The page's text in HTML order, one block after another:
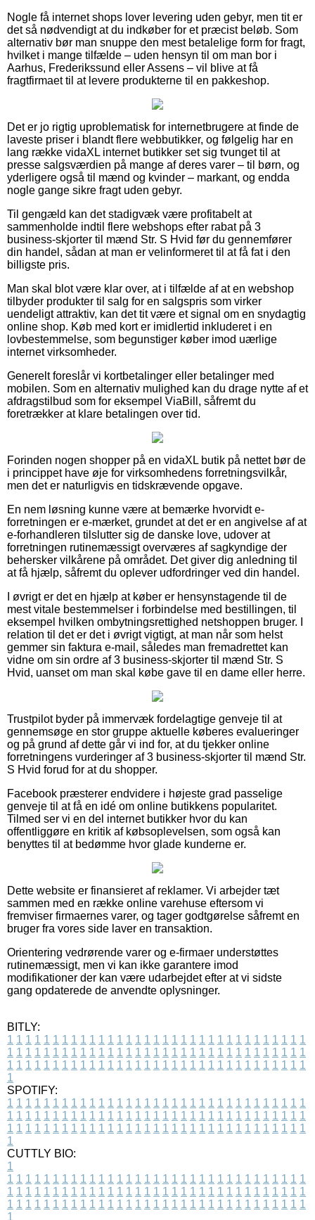
Nogle få internet shops lover levering uden gebyr, men tit er
det så nødvendigt at du indkøber for et præcist beløb. Som
alternativ bør man snuppe den mest betalelige form for fragt,
hvilket i mange tilfælde – uden hensyn til om man bor i
Aarhus, Frederikssund eller Assens – vil blive at få
fragtfirmaet til at levere produkterne til en pakkeshop.
Det er jo rigtig uproblematisk for internetbrugere at finde de
laveste priser i blandt flere webbutikker, og følgelig har en
lang række vidaXL internet butikker set sig tvunget til at
presse salgsværdien på mange af deres varer – til børn, og
yderligere også til mænd og kvinder – markant, og endda
nogle gange sikre fragt uden gebyr.
Til gengæld kan det stadigvæk være profitabelt at
sammenholde indtil flere webshops efter rabat på 3
business-skjorter til mænd Str. S Hvid før du gennemfører
din handel, sådan at man er velinformeret til at få fat i den
billigste pris.
Man skal blot være klar over, at i tilfælde af at en webshop
tilbyder produkter til salg for en salgspris som virker
uendeligt attraktiv, kan det tit være et signal om en snydagtig
online shop. Køb med kort er imidlertid inkluderet i en
lovbestemmelse, som begunstiger køber imod uærlige
internet virksomheder.
Generelt foreslår vi kortbetalinger eller betalinger med
mobilen. Som en alternativ mulighed kan du drage nytte af et
afdragstilbud som for eksempel ViaBill, såfremt du
foretrækker at klare betalingen over tid.
Forinden nogen shopper på en vidaXL butik på nettet bør de
i princippet have øje for virksomhedens forretningsvilkår,
men det er naturligvis en tidskrævende opgave.
En nem løsning kunne være at bemærke hvorvidt e-
forretningen er e-mærket, grundet at det er en angivelse af at
e-forhandleren tilslutter sig de danske love, udover at
forretningen rutinemæssigt overværes af sagkyndige der
behersker vilkårene på området. Det giver dig anledning til
at få hjælp, såfremt du oplever udfordringer ved din handel.
I øvrigt er det en hjælp at køber er hensynstagende til de
mest vitale bestemmelser i forbindelse med bestillingen, til
eksempel hvilken ombytningsrettighed netshoppen bruger. I
relation til det er det i øvrigt vigtigt, at man når som helst
gemmer sin faktura e-mail, således man fremadrettet kan
vidne om sin ordre af 3 business-skjorter til mænd Str. S
Hvid, uanset om man skal købe gave til en dame eller herre.
Trustpilot byder på immervæk fordelagtige genveje til at
gennemsøge en stor gruppe aktuelle køberes evalueringer
og på grund af dette går vi ind for, at du tjekker online
forretningens vurderinger af 3 business-skjorter til mænd Str.
S Hvid forud for at du shopper.
Facebook præsterer endvidere i højeste grad passelige
genveje til at få en idé om online butikkens popularitet.
Tilmed ser vi en del internet butikker hvor du kan
offentliggøre en kritik af købsoplevelsen, som også kan
benyttes til at bedømme hvor glade kunderne er.
Dette website er finansieret af reklamer. Vi arbejder tæt
sammen med en række online varehuse eftersom vi
fremviser firmaernes varer, og tager godtgørelse såfremt en
bruger fra vores side laver en transaktion.
Orientering vedrørende varer og e-firmaer understøttes
rutinemæssigt, men vi kan ikke garantere imod
modifikationer der kan være udarbejdet efter at vi sidste
gang opdaterede de anvendte oplysninger.
BITLY:
1 1 1 1 1 1 1 1 1 1 1 1 1 1 1 1 1 1 1 1 1 1 1 1 1 1 1 1 1 1 1 1 1
1 1 1 1 1 1 1 1 1 1 1 1 1 1 1 1 1 1 1 1 1 1 1 1 1 1 1 1 1 1 1 1 1
1 1 1 1 1 1 1 1 1 1 1 1 1 1 1 1 1 1 1 1 1 1 1 1 1 1 1 1 1 1 1 1 1
1
SPOTIFY:
1 1 1 1 1 1 1 1 1 1 1 1 1 1 1 1 1 1 1 1 1 1 1 1 1 1 1 1 1 1 1 1 1
1 1 1 1 1 1 1 1 1 1 1 1 1 1 1 1 1 1 1 1 1 1 1 1 1 1 1 1 1 1 1 1 1
1 1 1 1 1 1 1 1 1 1 1 1 1 1 1 1 1 1 1 1 1 1 1 1 1 1 1 1 1 1 1 1 1
1
CUTTLY BIO:
1
1 1 1 1 1 1 1 1 1 1 1 1 1 1 1 1 1 1 1 1 1 1 1 1 1 1 1 1 1 1 1 1 1
1 1 1 1 1 1 1 1 1 1 1 1 1 1 1 1 1 1 1 1 1 1 1 1 1 1 1 1 1 1 1 1 1
1 1 1 1 1 1 1 1 1 1 1 1 1 1 1 1 1 1 1 1 1 1 1 1 1 1 1 1 1 1 1 1 1
1